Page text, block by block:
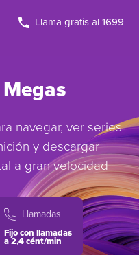
Llama gratis al 1699
navegar, ver series
y descargar
a gran velocidad
Llamadas
Fijo con llamadas
a 2,4 cént/min